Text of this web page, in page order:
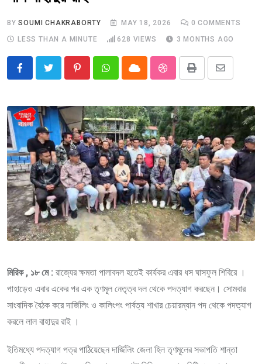
BYSOUMI CHAKRABORTY MAY 18, 2026 0 COMMENTS
LESS THAN A MINUTE
628 VIEWS 3 MONTHS AGO
PinterestWhatsappCloud StumbleUpon
Print
Share
Email
মিরিক , ১৮ মে : রাজ্যের ক্ষমতা পালাবদল হতেই কার্যকর এবার ধস ঘাসফুল শিবিরে ।
পাহাড়েও এবার একের পর এক তৃণমূল নেতৃত্ব দল থেকে পদত্যাগ করছেন। সোমবার
সাংবাদিক বৈঠক করে দার্জিলিং ও কালিংপং পার্বত্য শাখার চেয়ারম্যান পদ থেকে পদত্যাগ
করলে লাল বাহাদুর রাই ।
ইতিমধ্যে পদত্যাগ পত্র পাঠিয়েছেন দার্জিলিং জেলা হিল তৃণমূলের সভাপতি শান্তা